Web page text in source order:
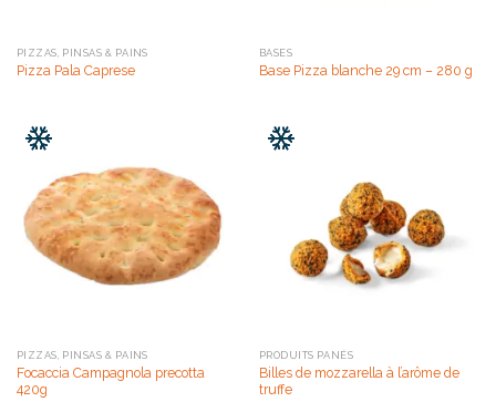
PIZZAS, PINSAS & PAINS
Pizza Pala Caprese
BASES
Base Pizza blanche 29 cm – 280 g
PIZZAS, PINSAS & PAINS
Focaccia Campagnola precotta
420g
PRODUITS PANÉS
Billes de mozzarella à l’arôme de
truffe